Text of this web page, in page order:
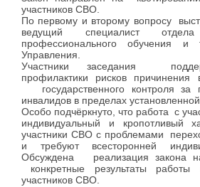
участников СВО.
По первому и второму вопросу
ведущий специалист отдела
профессионального обучения и
Управления.
Участники заседания
профилактики рисков
государственного контроля за
инвалидов в пределах
Особо подчёркнуто, что работа с
индивидуальный и кропотливый
участники СВО с проблемами
и требуют всесторонней
Обсуждена реализация закона
конкретные результаты работы
участников СВО.